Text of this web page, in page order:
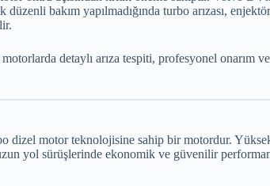
bakım yapılmadığında turbo arızası,
detaylı arıza tespiti, profesyonel onarım
dizel motor teknolojisine sahip bir motordur.
yol sürüşlerinde ekonomik ve güvenilir